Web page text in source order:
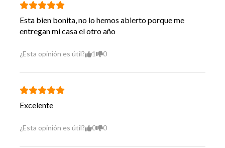
Esta bien bonita, no lo hemos abierto porque me
entregan mi casa el otro año
¿Esta opinión es útil? 1 0
Excelente
¿Esta opinión es útil? 0 0